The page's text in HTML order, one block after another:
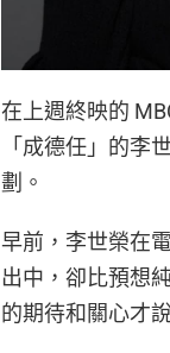
在上週終映的
「成德任」的李
劃。
早前，李世榮在
出中，卻比預想
的期待和關心才說